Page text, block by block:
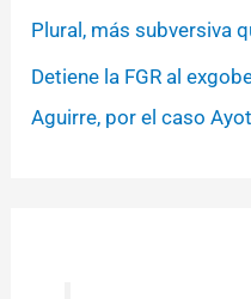
Plural, más subversiva
Detiene la FGR al
Aguirre, por el caso